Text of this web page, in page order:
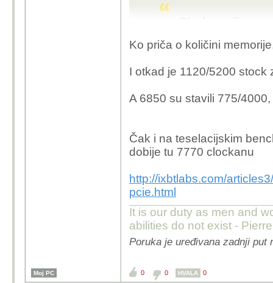
Clockana ili ne,
http://
ju eventualno to
velike OC mogucnosti.
Ko priča o količini
I otkad je 1120/5200 stock
A 6850 su stavili 775/
Čak i na teselacijskim
dobije tu 7770 clockanu
http://ixbtlabs.com/
pcie.html
It is our duty as men and
abilities do not exist -
Poruka je uređivana zadnji put
Moj PC 0 0 HVALA 0